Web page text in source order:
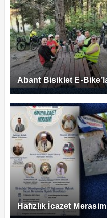
Abant Bisiklet E-
Hafızlık İcazet